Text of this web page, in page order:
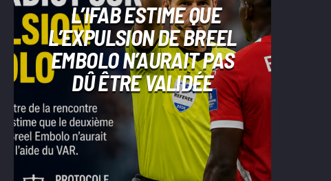
L’IFAB ESTIME QUE
L’EXPULSION DE BREEL
EMBOLO N’AURAIT PAS
DÛ ÊTRE VALIDÉE